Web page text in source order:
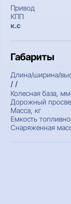
Привод
КПП
к.c
Габариты
Длина/ширина/
/ /
Колесная база, мм
Дорожный
Масса, кг
Емкость
Снаряженная